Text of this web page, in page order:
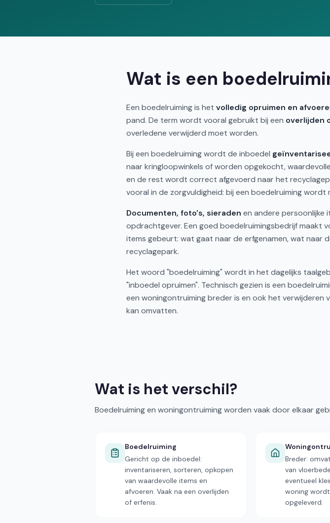
Wat is een
Een boedelruiming is het volledig opruimen en
pand. De term wordt vooral gebruikt bij een overlijden
overledene verwijderd moet worden.
Bij een boedelruiming wordt de inboedel
naar kringloopwinkels of worden opgekocht,
en de rest wordt correct afgevoerd naar het
vooral in de zorgvuldigheid: bij een boedelruiming
Documenten, foto's, sieraden en andere persoonlijke
opdrachtgever. Een goed boedelruimingsbedrijf maakt
items gebeurt: wat gaat naar de erfgenamen, wat naar
recyclagepark.
Het woord "boedelruiming" wordt in het dagelijks
"inboedel opruimen". Technisch gezien is een
een woningontruiming breder is en ook het verwijderen
kan omvatten.
Wat is het verschil?
Boedelruiming en woningontruiming worden vaak door elkaar
Boedelruiming
Gericht op de inboedel:
inventariseren, sorteren, opkopen
van waardevolle items en
afvoeren. Vaak na een overlijden
of erfenis.
Breder:
van
eventueel
woning
opgeleverd.